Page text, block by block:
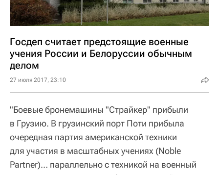
Госдеп считает предстоящие военные
учения России и Белоруссии обычным
делом
27 июля 2017, 23:10
"Боевые бронемашины "Страйкер" прибыли
в Грузию. В грузинский порт Поти прибыла
очередная партия американской техники
для участия в масштабных учениях (Noble
Partner)… параллельно с техникой на военный